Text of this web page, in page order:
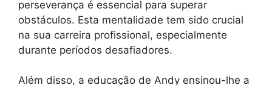
perseverança é essencial para superar
obstáculos. Esta mentalidade tem sido crucial
na sua carreira profissional, especialmente
durante períodos desafiadores.
Além disso, a educação de Andy ensinou-lhe a